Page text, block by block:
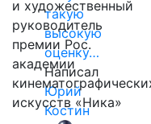
такую
высокую
оценку…
Написал
Юрий
Костин
и художественный
руководитель
премии Рос.
академии
искусств «Ника»